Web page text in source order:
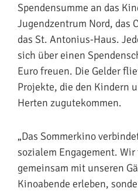
Spendensumme an das
Jugendzentrum Nord, das
das St. Antonius-Haus.
sich über einen
Euro freuen. Die Gelder
Projekte, die den Kindern
Herten zugutekommen.
„Das Sommerkino
sozialem Engagement.
gemeinsam mit unseren
Kinoabende erleben,